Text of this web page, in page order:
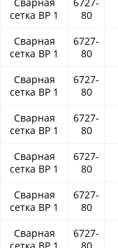
сетка ВР 1
80
Сварная
сетка ВР 1
6727-
80
Сварная
сетка ВР 1
6727-
80
Сварная
сетка ВР 1
6727-
80
Сварная
сетка ВР 1
6727-
80
Сварная
сетка ВР 1
6727-
80
Сварная
6727-